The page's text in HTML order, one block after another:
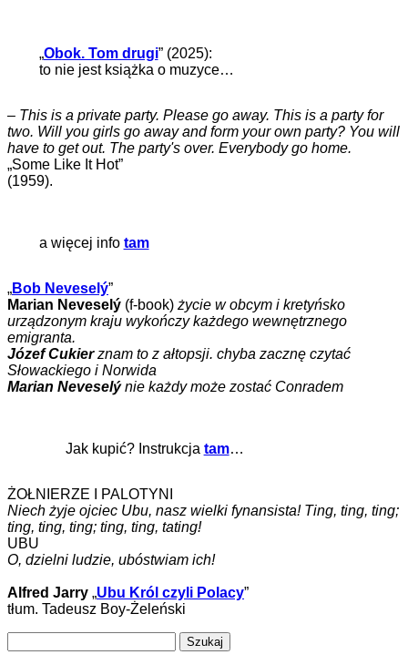
„Obok. Tom drugi” (2025):
to nie jest książka o muzyce…
– This is a private party. Please go away. This is a party for
two. Will you girls go away and form your own party? You will
have to get out. The party's over. Everybody go home.
„Some Like It Hot”
(1959).
a więcej info tam
„Bob Neveselý”
Marian Neveselý (f-book) życie w obcym i kretyńsko
urządzonym kraju wykończy każdego wewnętrznego
emigranta.
Józef Cukierznam to z ałtopsji. chyba zacznę czytać
Słowackiego i Norwida
Marian Neveselýnie każdy może zostać Conradem
Jak kupić? Instrukcja tam…
ŻOŁNIERZE I PALOTYNI
Niech żyje ojciec Ubu, nasz wielki fynansista! Ting, ting, ting;
ting, ting, ting; ting, ting, tating!
UBU
O, dzielni ludzie, ubóstwiam ich!
Alfred Jarry „Ubu Król czyli Polacy”
tłum. Tadeusz Boy-Żeleński